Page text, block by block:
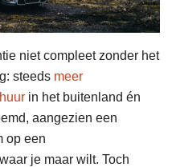
niet compleet zonder het
steeds meer
in het buitenland én
aangezien een
op een
je maar wilt. Toch